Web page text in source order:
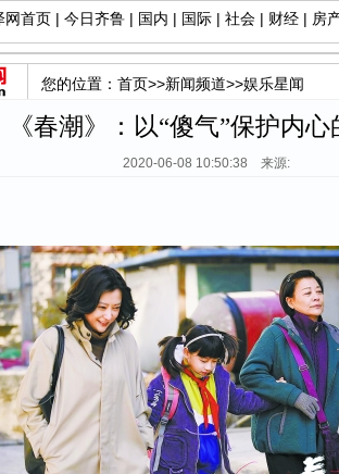
网首页 | 今日齐鲁 | 国内 | 国际 | 社会 | 财经 | 房
您的位置： 首页>>新闻频道>>娱乐星闻
《春潮》：以“傻气”保护内
2020-06-08 10:50:38 来源: